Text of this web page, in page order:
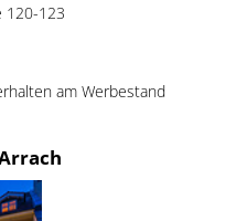
120-123
am Werbestand